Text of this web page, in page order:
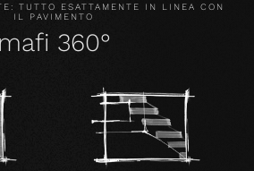
TUTTO ESATTAMENTE IN LINEA CON
IL PAVIMENTO
mafi 360°